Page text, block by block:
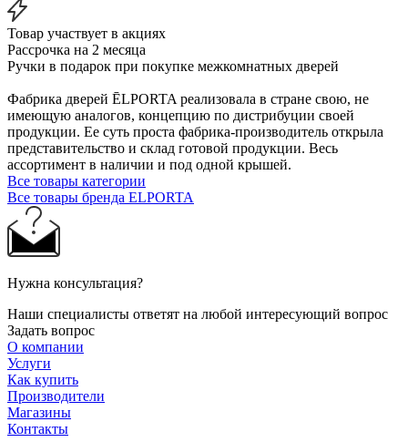
Товар участвует в акциях
Рассрочка на 2 месяца
Ручки в подарок при покупке межкомнатных дверей
Фабрика дверей ĒLPORTA реализовала в стране свою, не
имеющую аналогов, концепцию по дистрибуции своей
продукции. Ее суть проста фабрика-производитель открыла
представительство и склад готовой продукции. Весь
ассортимент в наличии и под одной крышей.
Все товары категории
Все товары бренда ELPORTA
Нужна консультация?
Наши специалисты ответят на любой интересующий вопрос
Задать вопрос
О компании
Услуги
Как купить
Производители
Магазины
Контакты